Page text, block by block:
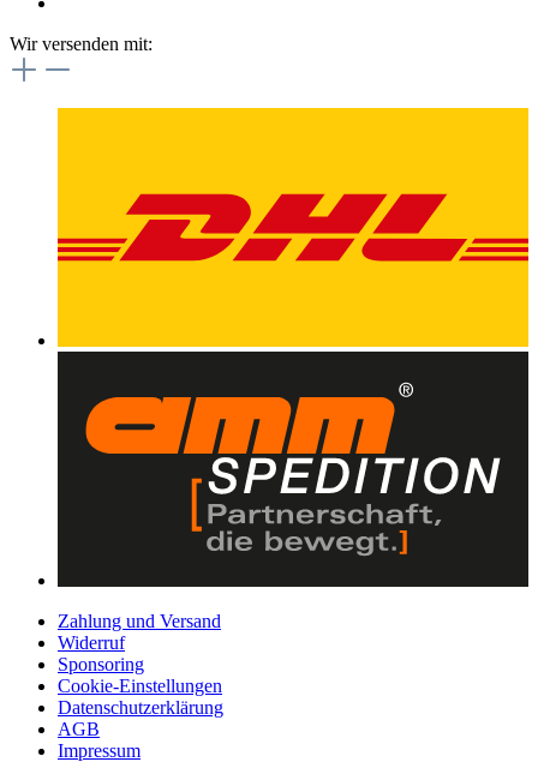
Wir versenden mit:
Zahlung und Versand
Widerruf
Sponsoring
Cookie-Einstellungen
Datenschutzerklärung
AGB
Impressum